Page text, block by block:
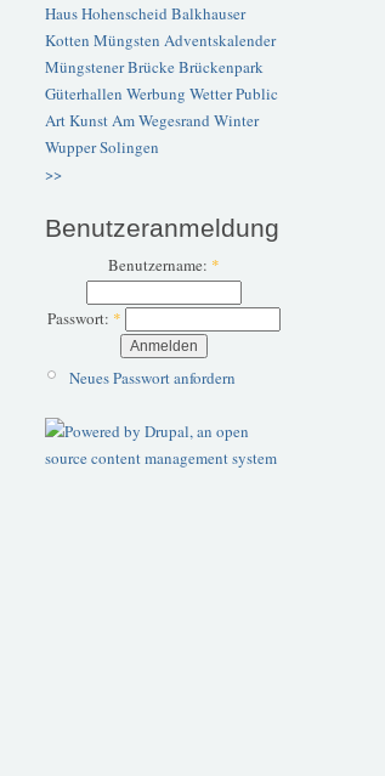
Haus Hohenscheid Balkhauser
Kotten Müngsten Adventskalender
Müngstener BrückeBrückenpark
Güterhallen Werbung WetterPublic
ArtKunstAm Wegesrand Winter
WupperSolingen
>>
Benutzeranmeldung
Benutzername: *
Passwort: *
Neues Passwort anfordern